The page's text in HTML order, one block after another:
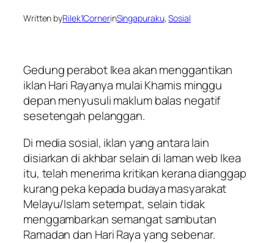
Written byRilek1CornerinSingapuraku, Sosial
Gedung perabot Ikea akan menggantikan
iklan Hari Rayanya mulai Khamis minggu
depan menyusuli maklum balas negatif
sesetengah pelanggan.
Di media sosial, iklan yang antara lain
disiarkan di akhbar selain di laman web Ikea
itu, telah menerima kritikan kerana dianggap
kurang peka kepada budaya masyarakat
Melayu/Islam setempat, selain tidak
menggambarkan semangat sambutan
Ramadan dan Hari Raya yang sebenar.